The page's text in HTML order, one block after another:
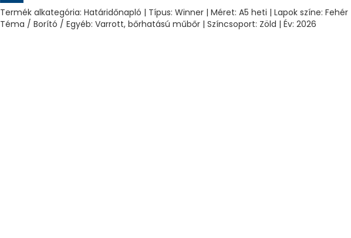
Termék alkategória: Határidőnapló | Típus: Winner | Méret: A5 heti | Lapok színe:
Téma / Borító / Egyéb: Varrott, bőrhatású műbőr | Színcsoport: Zöld | Év: 2026